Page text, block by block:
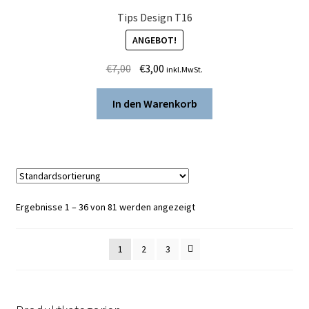
Tips Design T16
ANGEBOT!
€7,00 Ursprünglicher
war:
€7,00
€3,00 Aktueller
ist:
€3,00.
inkl.MwSt.
In den Warenkorb
Ergebnisse 1 – 36 von 81 werden angezeigt
1 2 3